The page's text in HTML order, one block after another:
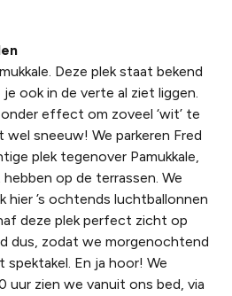
Deze plek staat bekend
ook in de verte al ziet liggen.
effect om zoveel ‘wit’ te
wel sneeuw! We parkeren Fred
plek tegenover Pamukkale,
op de terrassen. We
hier ’s ochtends luchtballonnen
deze plek perfect zicht op
dus, zodat we morgenochtend
En ja hoor! We
uur zien we vanuit ons bed, via